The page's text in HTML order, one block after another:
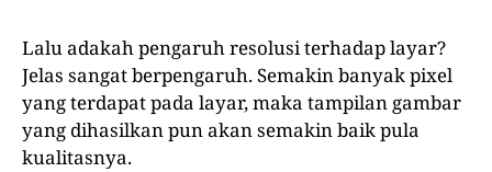
Lalu adakah pengaruh resolusi terhadap layar?
Jelas sangat berpengaruh. Semakin banyak pixel
yang terdapat pada layar, maka tampilan gambar
yang dihasilkan pun akan semakin baik pula
kualitasnya.